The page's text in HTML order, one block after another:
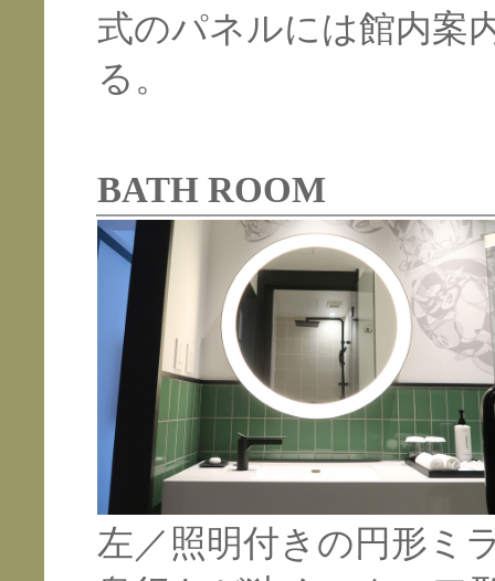
式のパネルには館内案
る。
BATH ROOM
左／照明付きの円形ミ